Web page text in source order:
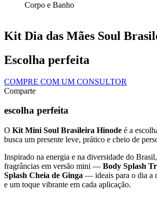
Corpo e Banho
Kit Dia das Mães Soul
Escolha perfeita
COMPRE COM UM CONSULTOR
Comparte
escolha perfeita
O Kit Mini Soul Brasileira Hinode é a
busca um presente leve, prático e cheio de
Inspirado na energia e na diversidade do
fragrâncias em versão mini — Body Splash
Splash Cheia de Ginga — ideais para o dia a
e um toque vibrante em cada aplicação.